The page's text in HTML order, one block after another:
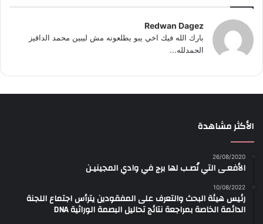
Redwan Dagez
بارك الله فيك اخي يبو يطلعونه مش ليبين محمد الداقيز
الحمدلله...
الأكثر مشاهدة
26/08/2020
الأفعـى التي نُصـب لها برج في وادي المجينيـن
10/08/2022
رئيس هيئة البحث والتعرف على المفقودين يترأس اجتماع اللجنة
الدائمة الخاصة بمراجعة نتائج تحاليل البصمة الوراثية DNA